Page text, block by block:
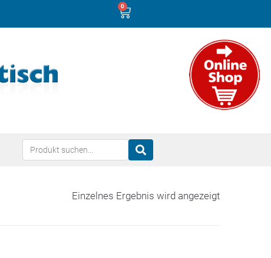
0
Einzelnes Ergebnis wird angezeigt